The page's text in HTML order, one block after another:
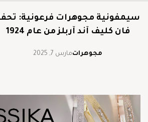
سيمفونية مجوهرات فرعونية: تحفة
فان كليف آند آربلز من عام 1924
مجوهراتمارس 7, 2025